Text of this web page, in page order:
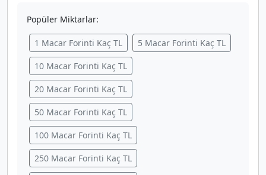
Popüler Miktarlar:
1 Macar Forinti Kaç TL 5 Macar Forinti Kaç TL
10 Macar Forinti Kaç TL
20 Macar Forinti Kaç TL
50 Macar Forinti Kaç TL
100 Macar Forinti Kaç TL
250 Macar Forinti Kaç TL